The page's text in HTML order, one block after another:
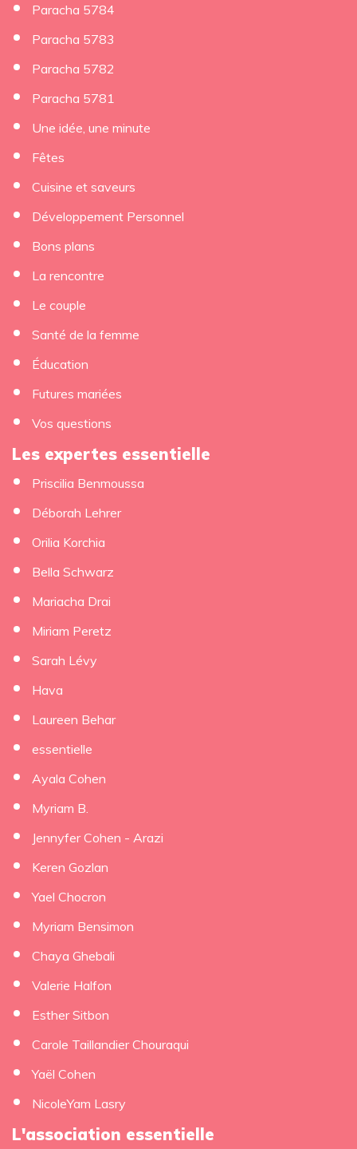
Paracha 5784
Paracha 5783
Paracha 5782
Paracha 5781
Une idée, une minute
Fêtes
Cuisine et saveurs
Développement Personnel
Bons plans
La rencontre
Le couple
Santé de la femme
Éducation
Futures mariées
Vos questions
Les expertes essentielle
Priscilia Benmoussa
Déborah Lehrer
Orilia Korchia
Bella Schwarz
Mariacha Drai
Miriam Peretz
Sarah Lévy
Hava
Laureen Behar
essentielle
Ayala Cohen
Myriam B.
Jennyfer Cohen - Arazi
Keren Gozlan
Yael Chocron
Myriam Bensimon
Chaya Ghebali
Valerie Halfon
Esther Sitbon
Carole Taillandier Chouraqui
Yaël Cohen
NicoleYam Lasry
L'association essentielle